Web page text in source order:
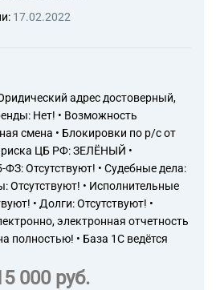
17.02.2022
адрес достоверный,
Нет! • Возможность
смена • Блокировки по р/с от
риска ЦБ РФ: ЗЕЛЁНЫЙ •
Отсутствуют! • Судебные дела:
Отсутствуют! • Исполнительные
• Долги: Отсутствуют! •
электронная отчетность
полностью! • База 1С ведётся
000 руб.